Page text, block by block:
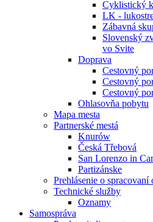
Cyklistický
LK -
Zábavná
Slovenský
vo Svite
Doprava
Cestovný
Cestovný
Cestovný
Ohlasovňa pobytu
Mapa mesta
Partnerské mestá
Knurów
Česká Třebová
San Lorenzo in
Partizánske
Prehlásenie o
Technické služby
Oznamy
Samospráva